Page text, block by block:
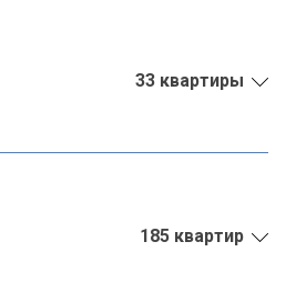
33 квартиры
185 квартир